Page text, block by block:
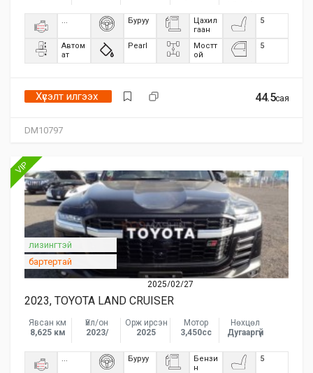
DM10797
... Буруу
Цахил
гаан
5
Автом
ат
Pearl
Мостт
ой
5
44.5сая
Хүсэлт илгээх
VIP
2025/02/27
лизингтэй
бартертай
2023, TOYOTA LAND CRUISER
Явсан км
8,625 км
Үйл/он
2023/
Орж ирсэн
2025
Мотор
3,450сс
Нөхцөл
Дугааргүй
... Буруу
Бензи
н
5